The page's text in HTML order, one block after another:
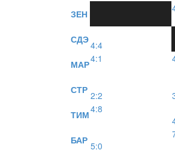
ЗЕН
СДЭ4:4
МАР4:1
СТР 2:2
ТИМ4:8
БАР 5:0